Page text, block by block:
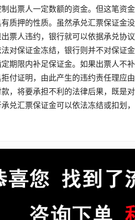
出票人一定数额的资金。但这笔资
质押的性质。虽然承兑汇票保证金
票人违约，银行就可以依据承兑协
对保证金冻结，银行则并不对保证
期限内补足保证金。如果出票人不
付证明，由此产生的违约责任理应
，将要承担不利的法律后果，既是
承兑汇票保证金可以依法冻结或扣划